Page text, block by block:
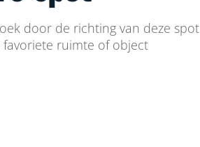
door de richting van deze spot
favoriete ruimte of object